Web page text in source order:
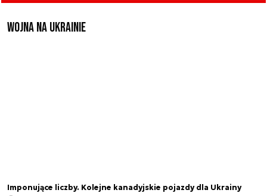
Wojna na Ukrainie
Imponujące liczby. Kolejne kanadyjskie pojazdy dla Ukrainy